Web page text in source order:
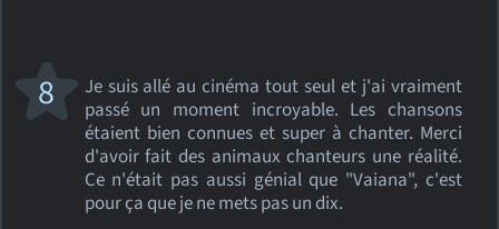
Je suis allé au cinéma tout seul et j'ai vraiment
passé un moment incroyable. Les chansons
étaient bien connues et super à chanter. Merci
d'avoir fait des animaux chanteurs une réalité.
Ce n'était pas aussi génial que "Vaiana", c'est
pour ça que je ne mets pas un dix.
8